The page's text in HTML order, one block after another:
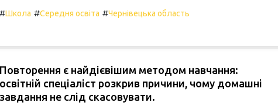
#Школа #Середня освіта #Чернівецька область
Повторення є найдієвішим методом навчання:
освітній спеціаліст розкрив причини, чому домашні
завдання не слід скасовувати.